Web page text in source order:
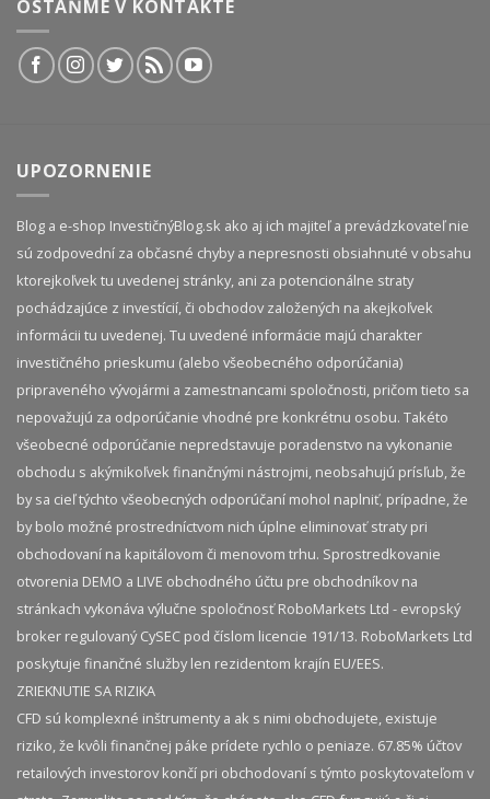
OSTAŇME V KONTAKTE
UPOZORNENIE
Blog a e-shop InvestičnýBlog.sk ako aj ich majiteľ a prevádzkovateľ nie
sú zodpovední za občasné chyby a nepresnosti obsiahnuté v obsahu
ktorejkoľvek tu uvedenej stránky, ani za potencionálne straty
pochádzajúce z investícií, či obchodov založených na akejkoľvek
informácii tu uvedenej. Tu uvedené informácie majú charakter
investičného prieskumu (alebo všeobecného odporúčania)
pripraveného vývojármi a zamestnancami spoločnosti, pričom tieto sa
nepovažujú za odporúčanie vhodné pre konkrétnu osobu. Takéto
všeobecné odporúčanie nepredstavuje poradenstvo na vykonanie
obchodu s akýmikoľvek finančnými nástrojmi, neobsahujú prísľub, že
by sa cieľ týchto všeobecných odporúčaní mohol naplniť, prípadne, že
by bolo možné prostredníctvom nich úplne eliminovať straty pri
obchodovaní na kapitálovom či menovom trhu. Sprostredkovanie
otvorenia DEMO a LIVE obchodného účtu pre obchodníkov na
stránkach vykonáva výlučne spoločnosť RoboMarkets Ltd - evropský
broker regulovaný CySEC pod číslom licencie 191/13. RoboMarkets Ltd
poskytuje finančné služby len rezidentom krajín EU/EES.
ZRIEKNUTIE SA RIZIKA
CFD sú komplexné inštrumenty a ak s nimi obchodujete, existuje
riziko, že kvôli finančnej páke prídete rychlo o peniaze. 67.85% účtov
retailových investorov končí pri obchodovaní s týmto poskytovateľom v